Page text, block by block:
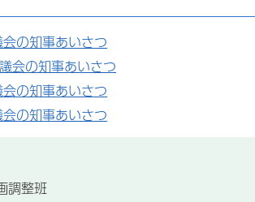
の知事あいさつ
会の知事あいさつ
の知事あいさつ
の知事あいさつ
調整班